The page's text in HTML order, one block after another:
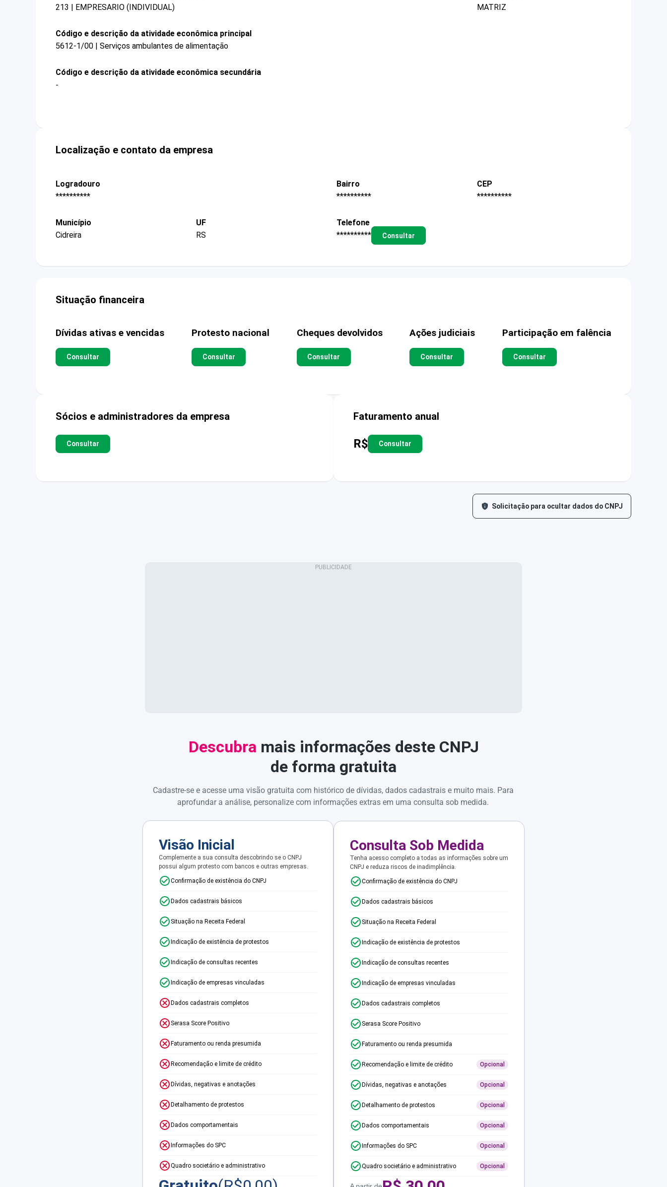
213 | EMPRESARIO (INDIVIDUAL)
MATRIZ
Código e descrição da atividade econômica principal
5612-1/00 | Serviços ambulantes de alimentação
Código e descrição da atividade econômica secundária
-
Localização e contato da empresa
Logradouro
**********
Bairro
**********
CEP
**********
Município
Cidreira
UF
RS
Telefone
**********
Consultar
Situação financeira
Dívidas ativas e vencidas
Consultar
Protesto nacional
Consultar
Cheques devolvidos
Consultar
Ações judiciais
Consultar
Participação em falência
Consultar
Sócios e administradores da empresa
Consultar
Faturamento anual
R$ Consultar
Solicitação para ocultar dados do CNPJ
Descubra mais informações deste CNPJ
de forma gratuita
Cadastre-se e acesse uma visão gratuita com histórico de dívidas, dados cadastrais e muito mais. Para
aprofundar a análise, personalize com informações extras em uma consulta sob medida.
Visão Inicial
Complemente a sua consulta descobrindo se o CNPJ
possui algum protesto com bancos e outras empresas.
Confirmação de existência do CNPJ
Dados cadastrais básicos
Situação na Receita Federal
Indicação de existência de protestos
Indicação de consultas recentes
Indicação de empresas vinculadas
Dados cadastrais completos
Serasa Score Positivo
Faturamento ou renda presumida
Recomendação e limite de crédito
Dívidas, negativas e anotações
Detalhamento de protestos
Dados comportamentais
Informações do SPC
Quadro societário e administrativo
Consulta Sob Medida
Tenha acesso completo a todas as informações sobre um
CNPJ e reduza riscos de inadimplência.
Confirmação de existência do CNPJ
Dados cadastrais básicos
Situação na Receita Federal
Indicação de existência de protestos
Indicação de consultas recentes
Indicação de empresas vinculadas
Dados cadastrais completos
Serasa Score Positivo
Faturamento ou renda presumida
Recomendação e limite de crédito Opcional
Dívidas, negativas e anotações Opcional
Detalhamento de protestos Opcional
Dados comportamentais Opcional
Informações do SPC Opcional
Quadro societário e administrativo Opcional